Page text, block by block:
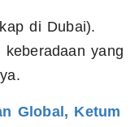
di Dubai).
yang
Global, Ketum